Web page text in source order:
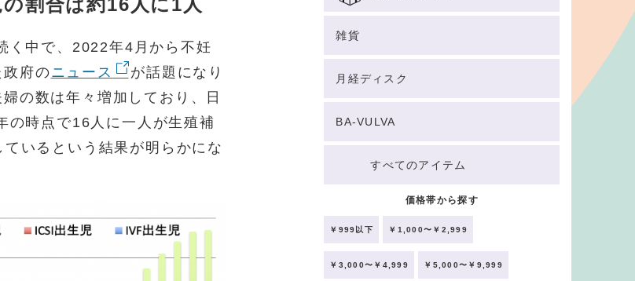
割合は約16人に1人
く中で、2022年4月から不妊
府のニュース
が話題になり
の数は年々増加しており、日
の時点で16人に一人が生殖補
いるという結果が明らかにな
雑貨
月経ディスク
BA-VULVA
すべてのアイテム
価格帯から探す
￥999以下 ￥1,000〜￥2,999
￥3,000〜￥4,999 ￥5,000〜￥9,999